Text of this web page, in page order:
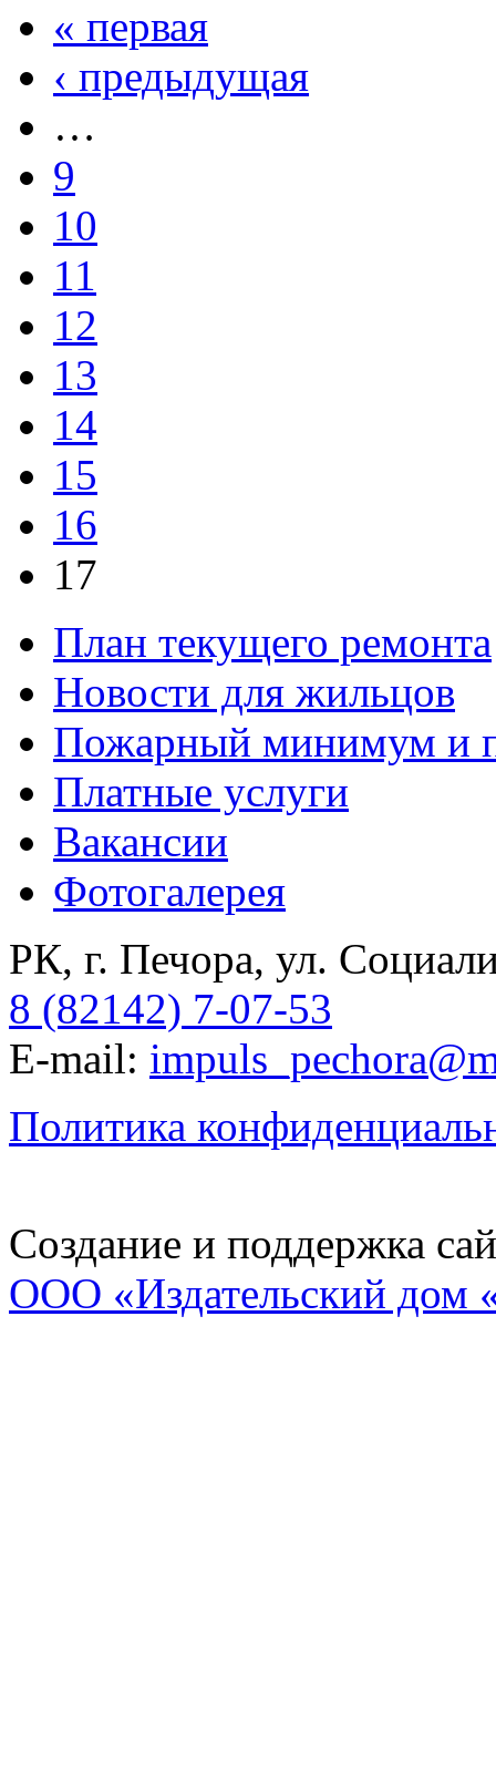
« первая
‹ предыдущая
…
9
10
11
12
13
14
15
16
17
План текущего ремонта
Новости для жильцов
Пожарный минимум и
Платные услуги
Вакансии
Фотогалерея
РК, г. Печора, ул.
8 (82142) 7-07-53
E-mail:
Политика
Создание и поддержка
ООО «Издательский дом